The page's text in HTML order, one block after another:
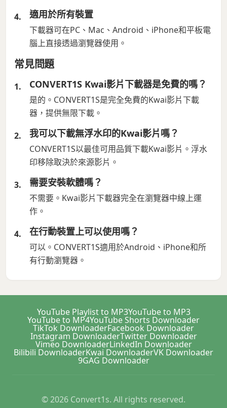
適用於所有裝置
下載器可在PC、Mac、Android、iPhone和平板電
腦上直接透過瀏覽器使用。
常見問題
CONVERT1S Kwai影片下載器是免費的嗎？
是的。CONVERT1S是完全免費的Kwai影片下載
器，提供無限下載。
我可以下載無浮水印的Kwai影片嗎？
CONVERT1S以最佳可用品質下載Kwai影片。浮水
印移除取決於來源影片。
需要安裝軟體嗎？
不需要。Kwai影片下載器完全在瀏覽器中線上運
作。
在行動裝置上可以使用嗎？
可以。CONVERT1S適用於Android、iPhone和所
有行動瀏覽器。
YouTube Playlist to MP3YouTube to MP3
YouTube to MP4YouTube Shorts Downloader
TikTok DownloaderFacebook Downloader
Instagram DownloaderTwitter Downloader
Vimeo DownloaderLinkedIn Downloader
Bilibili DownloaderKwai DownloaderVK Downloader
9GAG Downloader
© 2026 Convert1s. All rights reserved.